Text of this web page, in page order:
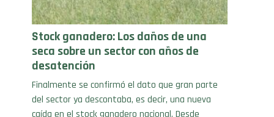
Stock ganadero: Los daños de una
seca sobre un sector con años de
desatención
Finalmente se confirmó el dato que gran parte
del sector ya descontaba, es decir, una nueva
caída en el stock ganadero nacional. Desde
ROSGAN analizan que de acuerdo a los datos